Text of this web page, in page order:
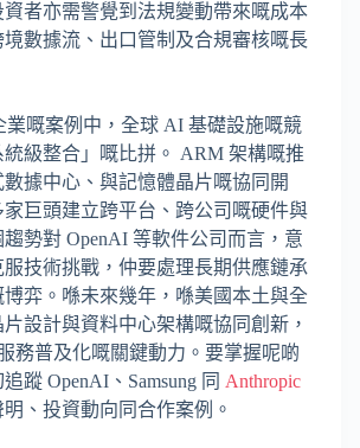
者亦需警覺到法規變動帶來嘅成本
數據流、出口管制及合規審核嘅長
業嘅案例中，全球 AI 基礎設施嘅競
級整合」嘅比拼。 ARM 架構嘅推
據中心、與記憶體晶片嘅協同開
巨頭建立跨平台、跨公司嘅硬件與
勢對 OpenAI 等軟件公司而言，意
技術挑戰，仲要處理長期供應鏈承
弈。喺未來幾年，喺美國本土與全
設計與資料中心架構嘅協同創新，
務普及化嘅關鍵動力。要掌握呢啲
蹤 OpenAI、Samsung 同 Anthropic
、投資動向同合作案例。